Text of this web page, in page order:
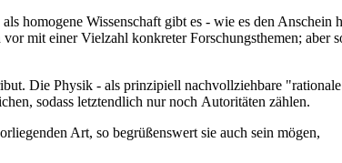
homogene Wissenschaft gibt es - wie es den Anschein
mit einer Vielzahl konkreter Forschungsthemen; aber
Die Physik - als prinzipiell nachvollziehbare "rationale
sodass letztendlich nur noch Autoritäten zählen.
Art, so begrüßenswert sie auch sein mögen,